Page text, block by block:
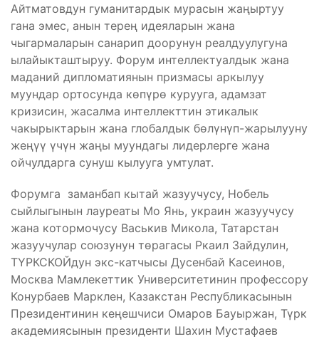
Айтматовдун гуманитардык мурасын жаңыртуу
гана эмес, анын терең идеяларын жана
чыгармаларын санарип доорунун реалдуулугуна
ылайыкташтыруу. Форум интеллектуалдык жана
маданий дипломатиянын призмасы аркылуу
муундар ортосунда көпүрө курууга, адамзат
кризисин, жасалма интеллекттин этикалык
чакырыктарын жана глобалдык бөлүнүп-жарылууну
жеңүү үчүн жаңы муундагы лидерлерге жана
ойчулдарга сунуш кылууга умтулат.
Форумга заманбап кытай жазуучусу, Нобель
сыйлыгынын лауреаты Мо Янь, украин жазуучусу
жана котормочусу Васькив Микола, Татарстан
жазуучулар союзунун төрагасы Ркаил Зайдулин,
ТҮРКСКОЙдун экс-катчысы Дусенбай Касеинов,
Москва Мамлекеттик Университетинин профессору
Конурбаев Марклен, Казакстан Республикасынын
Президентинин кеңешчиси Омаров Бауыржан, Түрк
академиясынын президенти Шахин Мустафаев